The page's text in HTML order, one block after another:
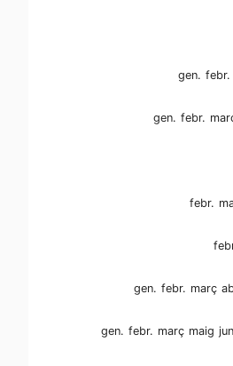
gen. febr.
gen. febr.
febr.
gen. febr. març
gen. febr. març maig